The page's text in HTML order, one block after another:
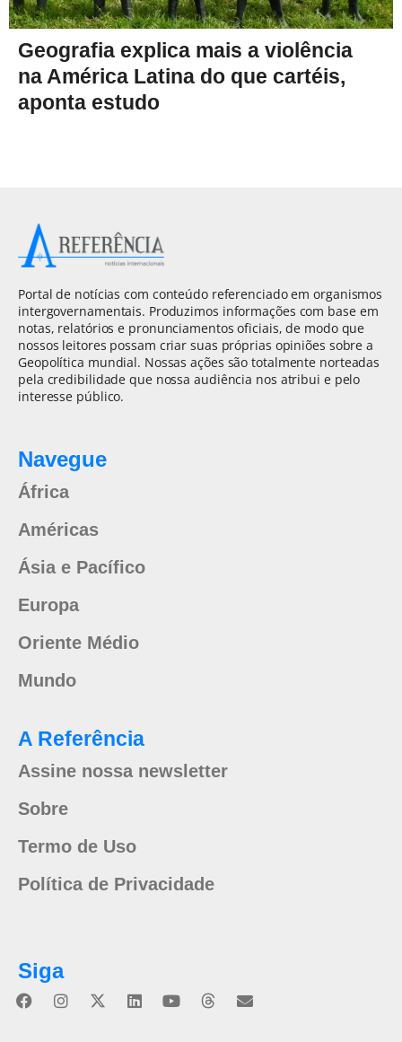
Geografia explica mais a violência
na América Latina do que cartéis,
aponta estudo
Portal de notícias com conteúdo referenciado em organismos
intergovernamentais. Produzimos informações com base em
notas, relatórios e pronunciamentos oficiais, de modo que
nossos leitores possam criar suas próprias opiniões sobre a
Geopolítica mundial. Nossas ações são totalmente norteadas
pela credibilidade que nossa audiência nos atribui e pelo
interesse público.
Navegue
África
Américas
Ásia e Pacífico
Europa
Oriente Médio
Mundo
A Referência
Assine nossa newsletter
Sobre
Termo de Uso
Política de Privacidade
Siga